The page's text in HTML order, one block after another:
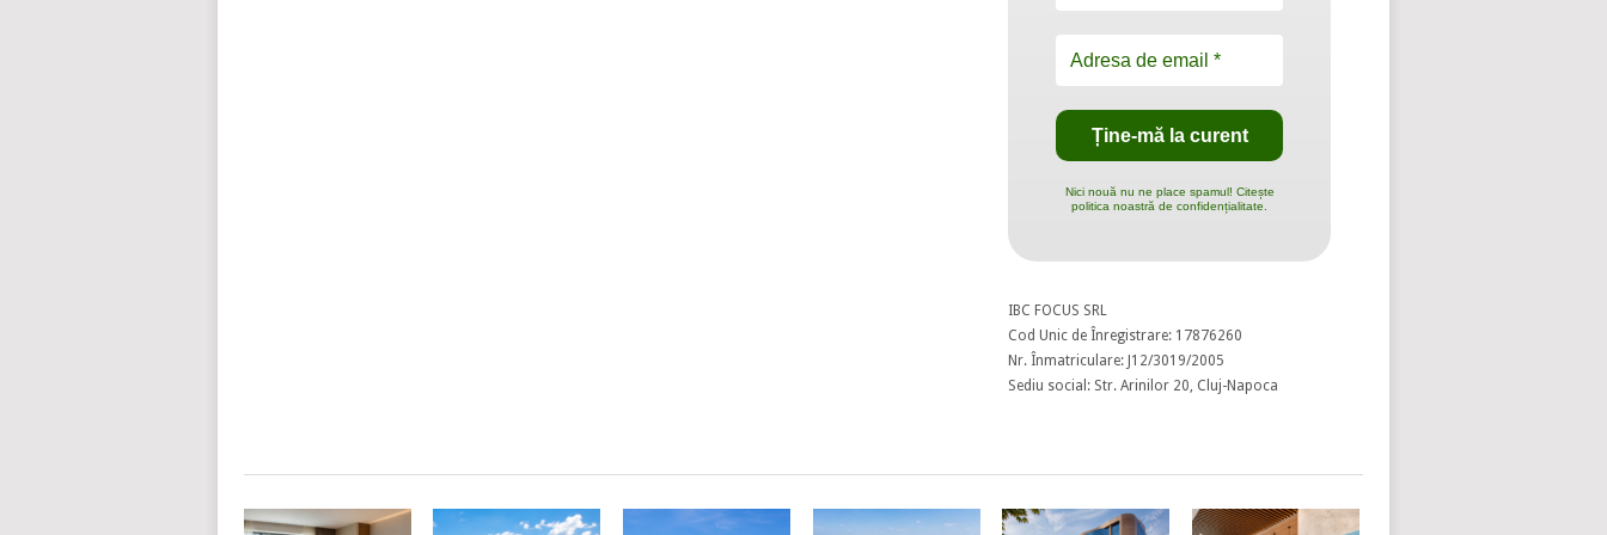
Nici nouă nu ne place spamul! Citește
politica noastră de confidențialitate.
IBC FOCUS SRL
Cod Unic de Înregistrare: 17876260
Nr. Înmatriculare: J12/3019/2005
Sediu social: Str. Arinilor 20, Cluj-Napoca